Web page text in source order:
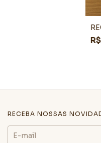
RECEBA NOSSAS